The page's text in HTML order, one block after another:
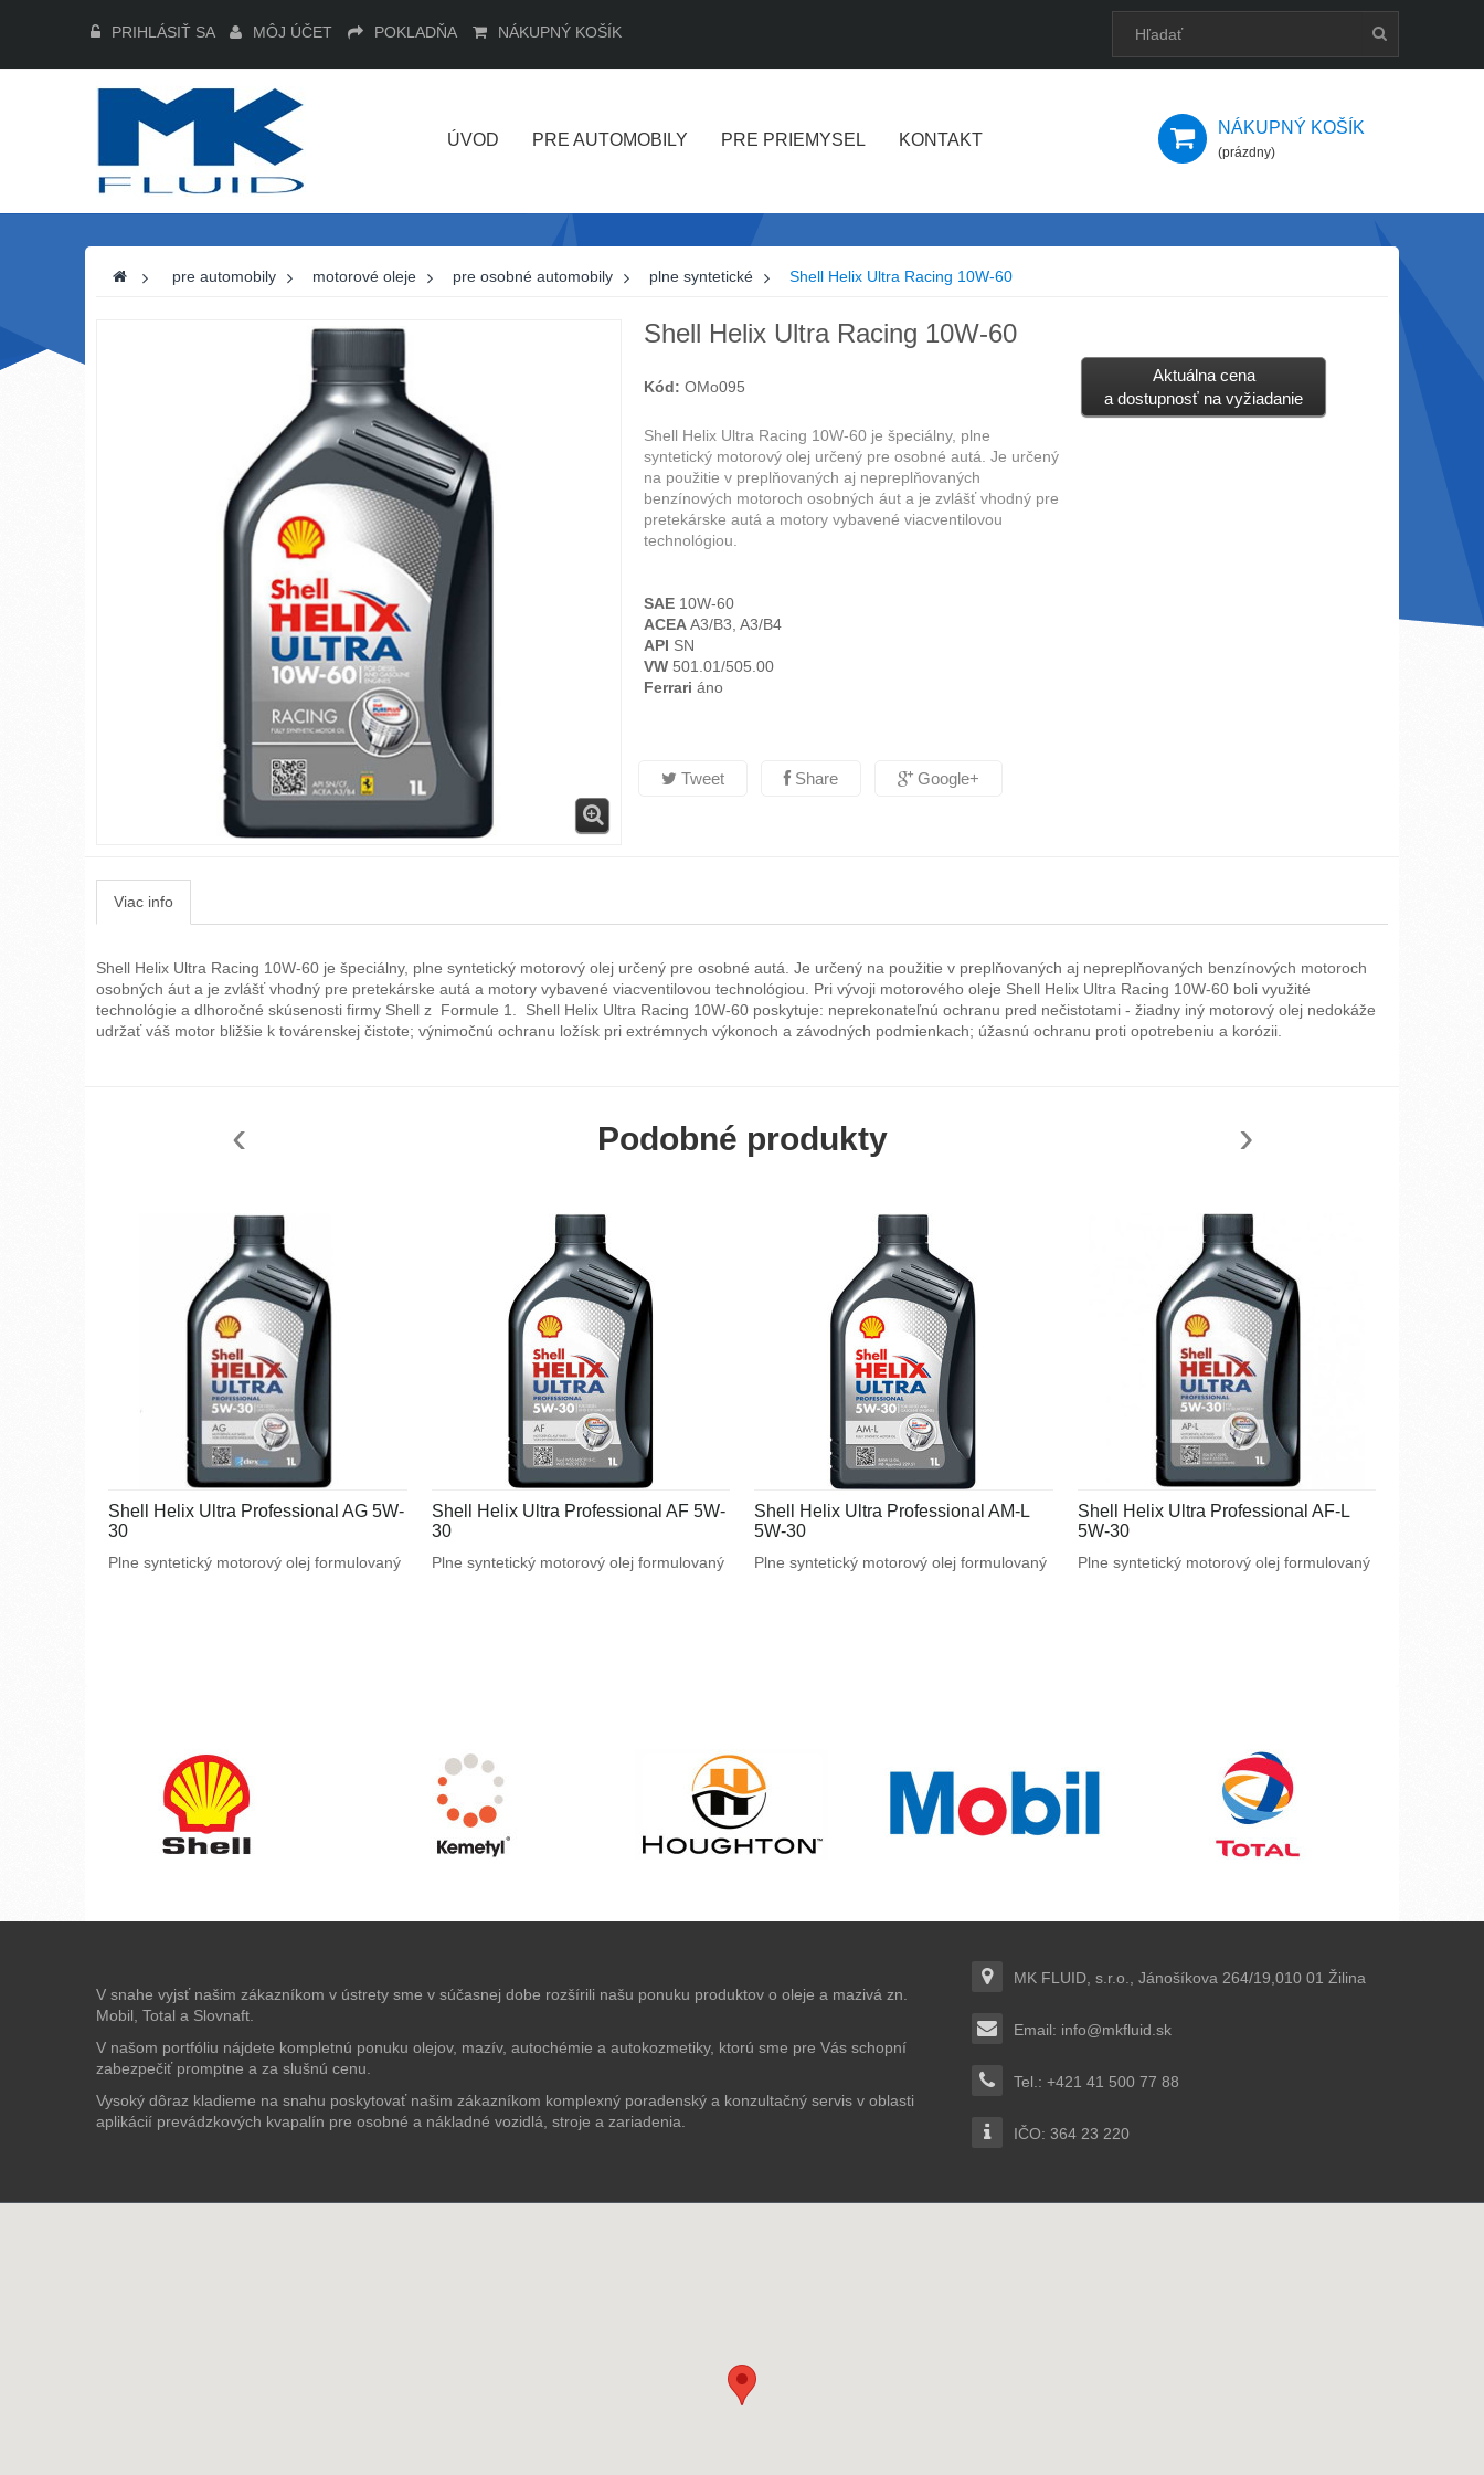
PRIHLÁSIŤ SA MÔJ ÚČET POKLADŇA NÁKUPNÝ KOŠÍK
ÚVOD PRE AUTOMOBILY PRE PRIEMYSEL KONTAKT
NÁKUPNÝ KOŠÍK
(prázdny)
> pre automobily > motorové oleje > pre osobné automobily > plne syntetické > Shell Helix Ultra Racing 10W-60
Shell Helix Ultra Racing 10W-60
Kód: OMo095
Shell Helix Ultra Racing 10W-60 je špeciálny, plne
syntetický motorový olej určený pre osobné autá. Je určený
na použitie v preplňovaných aj nepreplňovaných
benzínových motoroch osobných áut a je zvlášť vhodný pre
pretekárske autá a motory vybavené viacventilovou
technológiou.
SAE10W-60
ACEAA3/B3, A3/B4
API SN
VW501.01/505.00
Ferrari áno
Tweet Share Google+
Aktuálna cena
a dostupnosť na vyžiadanie
Viac info
Shell Helix Ultra Racing 10W-60 je špeciálny, plne syntetický motorový olej určený pre osobné autá. Je určený na použitie v preplňovaných aj nepreplňovaných benzínových motoroch
osobných áut a je zvlášť vhodný pre pretekárske autá a motory vybavené viacventilovou technológiou. Pri vývoji motorového oleje Shell Helix Ultra Racing 10W-60 boli využité
technológie a dlhoročné skúsenosti firmy Shell z Formule 1. Shell Helix Ultra Racing 10W-60 poskytuje: neprekonateľnú ochranu pred nečistotami - žiadny iný motorový olej nedokáže
udržať váš motor bližšie k továrenskej čistote; výnimočnú ochranu ložísk pri extrémnych výkonoch a závodných podmienkach; úžasnú ochranu proti opotrebeniu a korózii.
Podobné produkty
‹ ›
Shell Helix Ultra Professional AG 5W-
30
Plne syntetický motorový olej formulovaný
Shell Helix Ultra Professional AF 5W-
30
Plne syntetický motorový olej formulovaný
Shell Helix Ultra Professional AM-L
5W-30
Plne syntetický motorový olej formulovaný
Shell Helix Ultra Professional AF-L
5W-30
Plne syntetický motorový olej formulovaný
V snahe vyjsť našim zákazníkom v ústrety sme v súčasnej dobe rozšírili našu ponuku produktov o oleje a mazivá zn.
Mobil, Total a Slovnaft.
V našom portfóliu nájdete kompletnú ponuku olejov, mazív, autochémie a autokozmetiky, ktorú sme pre Vás schopní
zabezpečiť promptne a za slušnú cenu.
Vysoký dôraz kladieme na snahu poskytovať našim zákazníkom komplexný poradenský a konzultačný servis v oblasti
aplikácií prevádzkových kvapalín pre osobné a nákladné vozidlá, stroje a zariadenia.
MK FLUID, s.r.o., Jánošíkova 264/19,010 01 Žilina
Email: info@mkfluid.sk
Tel.: +421 41 500 77 88
IČO: 364 23 220